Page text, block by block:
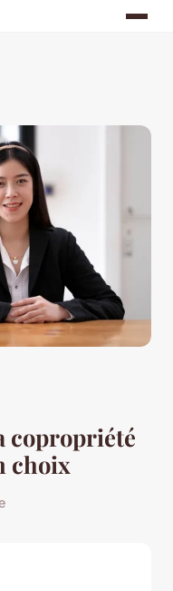
copropriété
choix